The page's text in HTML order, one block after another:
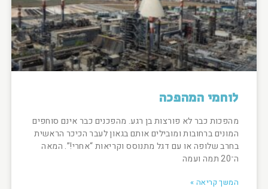
לוחמי המהפכה
מהפכות כבר לא פורצות בן רגע. מהפכנים כבר אינם סוחפים
המונים ברחובות ומובילים אותם בגאון לעבר הכיכר הראשית
בחרב שלופה או עם דגל מתנוסס וקריאות “אחרי!”. המאה
ה־20 תמה ועמה
המשך קריאה »